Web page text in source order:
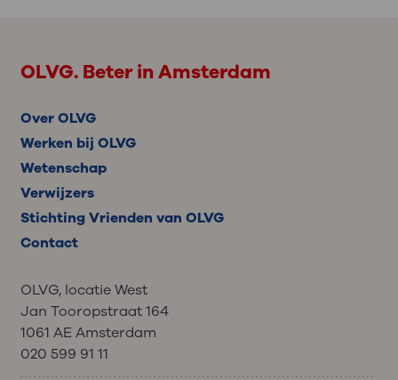
OLVG. Beter in Amsterdam
Over OLVG
Werken bij OLVG
Wetenschap
Verwijzers
Stichting Vrienden van OLVG
Contact
OLVG, locatie West
Jan Tooropstraat 164
1061 AE Amsterdam
020 599 91 11